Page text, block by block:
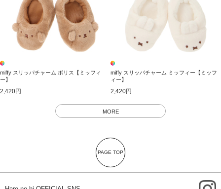
miffy スリッパチャーム ボリス【ミッフィ
ー】
2,420円
miffy スリッパチャーム ミッフィー【ミッフ
ィー】
2,420円
MORE
PAGE TOP